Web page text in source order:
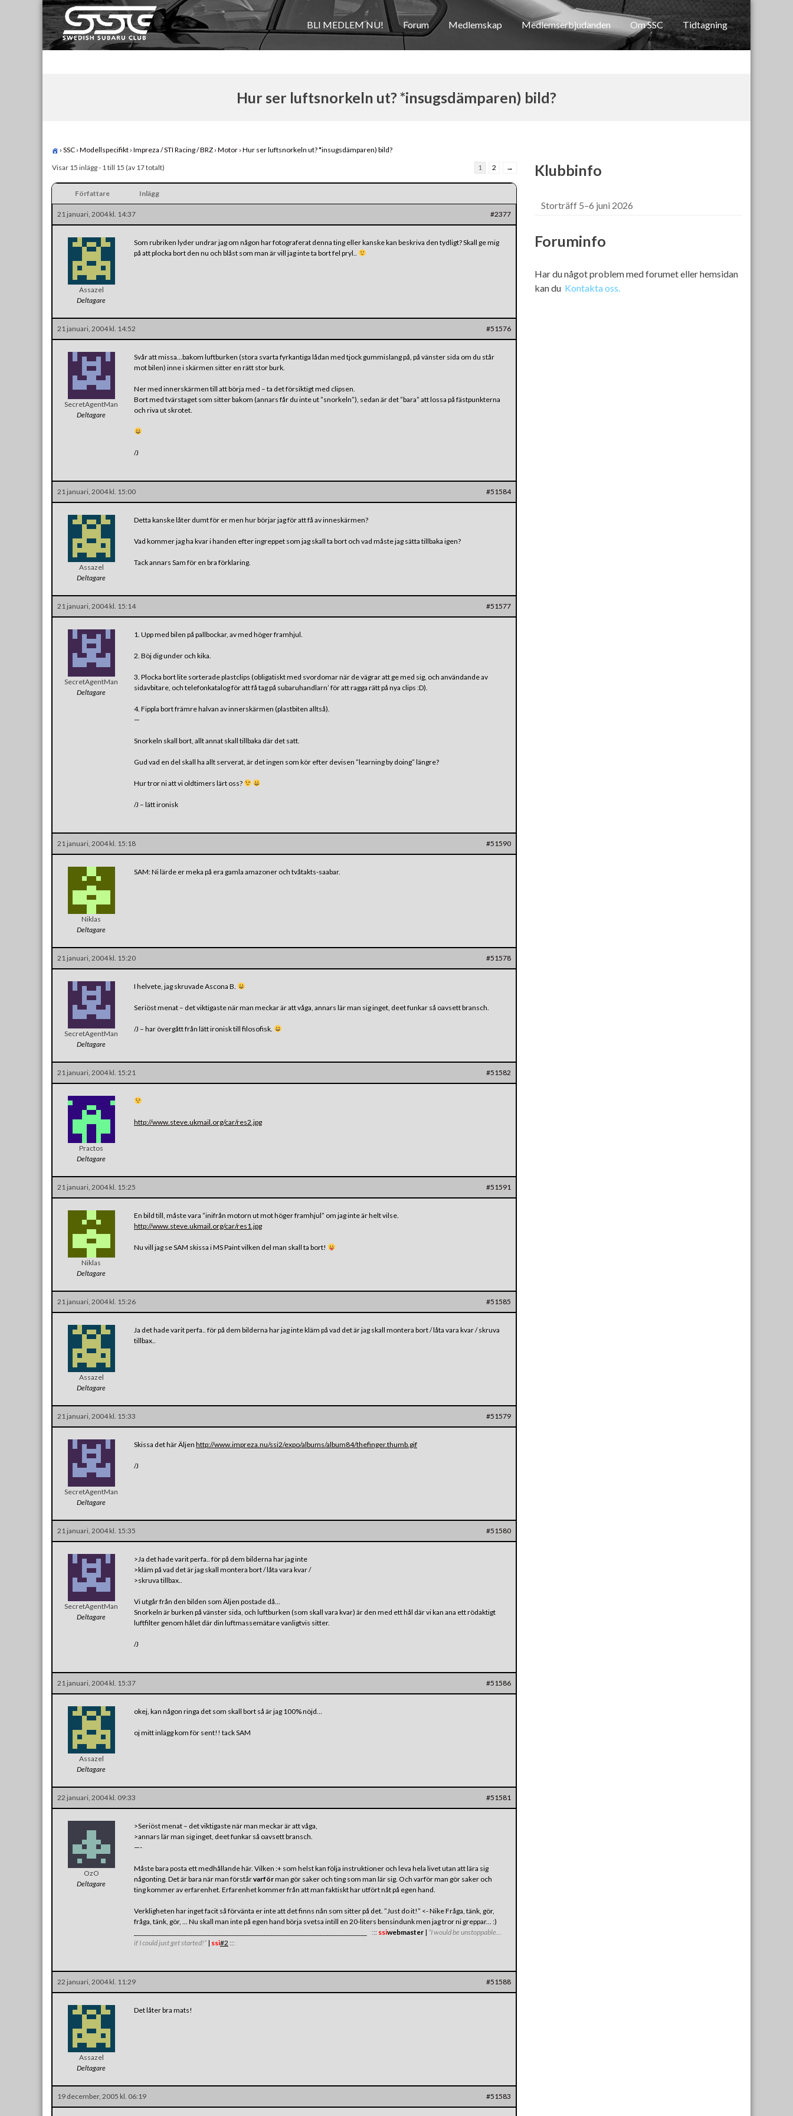
Skip
to
content
Swedish Subaru Club
För oss som älskar Subaru!
BLI MEDLEM NU! Forum Medlemskap Medlemserbjudanden Om SSC Tidtagning
Hur ser luftsnorkeln ut? *insugsdämparen) bild?
› SSC › Modellspecifikt › Impreza / STI Racing / BRZ › Motor › Hur ser luftsnorkeln ut? *insugsdämparen) bild?
Visar 15 inlägg - 1 till 15 (av 17 totalt)
1 2 →
Författare Inlägg
21 januari, 2004 kl. 14:37 #2377
Assazel
Deltagare
Som rubriken lyder undrar jag om någon har fotograferat denna ting eller kanske kan beskriva den tydligt? Skall ge mig
på att plocka bort den nu och blåst som man är vill jag inte ta bort fel pryl..
21 januari, 2004 kl. 14:52 #51576
SecretAgentMan
Deltagare
Svår att missa…bakom luftburken (stora svarta fyrkantiga lådan med tjock gummislang på, på vänster sida om du står
mot bilen) inne i skärmen sitter en rätt stor burk.
Ner med innerskärmen till att börja med – ta det försiktigt med clipsen.
Bort med tvärstaget som sitter bakom (annars får du inte ut ”snorkeln”), sedan är det ”bara” att lossa på fästpunkterna
och riva ut skrotet.
/J
21 januari, 2004 kl. 15:00 #51584
Assazel
Deltagare
Detta kanske låter dumt för er men hur börjar jag för att få av inneskärmen?
Vad kommer jag ha kvar i handen efter ingreppet som jag skall ta bort och vad måste jag sätta tillbaka igen?
Tack annars Sam för en bra förklaring.
21 januari, 2004 kl. 15:14 #51577
SecretAgentMan
Deltagare
1. Upp med bilen på pallbockar, av med höger framhjul.
2. Böj dig under och kika.
3. Plocka bort lite sorterade plastclips (obligatiskt med svordomar när de vägrar att ge med sig, och användande av
sidavbitare, och telefonkatalog för att få tag på subaruhandlarn’ för att ragga rätt på nya clips :D).
4. Fippla bort främre halvan av innerskärmen (plastbiten alltså).
—
Snorkeln skall bort, allt annat skall tillbaka där det satt.
Gud vad en del skall ha allt serverat, är det ingen som kör efter devisen ”learning by doing” längre?
Hur tror ni att vi oldtimers lärt oss?
/J – lätt ironisk
21 januari, 2004 kl. 15:18 #51590
Niklas
Deltagare
SAM: Ni lärde er meka på era gamla amazoner och tvåtakts-saabar.
21 januari, 2004 kl. 15:20 #51578
SecretAgentMan
Deltagare
I helvete, jag skruvade Ascona B.
Seriöst menat – det viktigaste när man meckar är att våga, annars lär man sig inget, deet funkar så oavsett bransch.
/J – har övergått från lätt ironisk till filosofisk.
21 januari, 2004 kl. 15:21 #51582
Practos
Deltagare
http://www.steve.ukmail.org/car/res2.jpg
21 januari, 2004 kl. 15:25 #51591
Niklas
Deltagare
En bild till, måste vara ”inifrån motorn ut mot höger framhjul” om jag inte är helt vilse.
http://www.steve.ukmail.org/car/res1.jpg
Nu vill jag se SAM skissa i MS Paint vilken del man skall ta bort!
21 januari, 2004 kl. 15:26 #51585
Assazel
Deltagare
Ja det hade varit perfa.. för på dem bilderna har jag inte kläm på vad det är jag skall montera bort / låta vara kvar / skruva
tillbax..
21 januari, 2004 kl. 15:33 #51579
SecretAgentMan
Deltagare
Skissa det här Äljen http://www.impreza.nu/ssi2/expo/albums/album84/thefinger.thumb.gif
/J
21 januari, 2004 kl. 15:35 #51580
SecretAgentMan
Deltagare
>Ja det hade varit perfa.. för på dem bilderna har jag inte
>kläm på vad det är jag skall montera bort / låta vara kvar /
>skruva tillbax..
Vi utgår från den bilden som Äljen postade då…
Snorkeln är burken på vänster sida, och luftburken (som skall vara kvar) är den med ett hål där vi kan ana ett rödaktigt
luftfilter genom hålet där din luftmassemätare vanligtvis sitter.
/J
21 januari, 2004 kl. 15:37 #51586
Assazel
Deltagare
okej, kan någon ringa det som skall bort så är jag 100% nöjd…
oj mitt inlägg kom för sent!! tack SAM
22 januari, 2004 kl. 09:33 #51581
OzO
Deltagare
>Seriöst menat – det viktigaste när man meckar är att våga,
>annars lär man sig inget, deet funkar så oavsett bransch.
—-
Måste bara posta ett medhållande här. Vilken :+ som helst kan följa instruktioner och leva hela livet utan att lära sig
någonting. Det är bara när man förstårvarförman gör saker och ting som man lär sig. Och varför man gör saker och
ting kommer av erfarenhet. Erfarenhet kommer från att man faktiskt har utfört nåt på egen hand.
Verkligheten har inget facit så förvänta er inte att det finns nån som sitter på det. ”Just do it!” <- Nike Fråga, tänk, gör,
fråga, tänk, gör, ... Nu skall man inte på egen hand börja svetsa intill en 20-liters bensindunk men jag tror ni greppar... :)
:::: ssiwebmaster | ”I would be unstoppable…
if I could just get started!” | ssi#2 ::::
22 januari, 2004 kl. 11:29 #51588
Assazel
Deltagare
Det låter bra mats!
19 december, 2005 kl. 06:19 #51583
Klubbinfo
Storträff 5–6 juni 2026
Foruminfo
Har du något problem med forumet eller hemsidan
kan du Kontakta oss.